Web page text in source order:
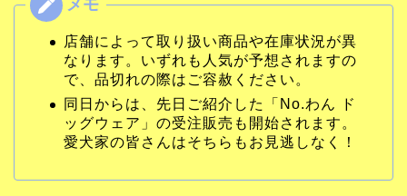
店舗によって取り扱い商品や在庫状況が異
なります。いずれも人気が予想されますの
で、品切れの際はご容赦ください。
同日からは、先日ご紹介した「No.わん ド
ッグウェア」の受注販売も開始されます。
愛犬家の皆さんはそちらもお見逃しなく！